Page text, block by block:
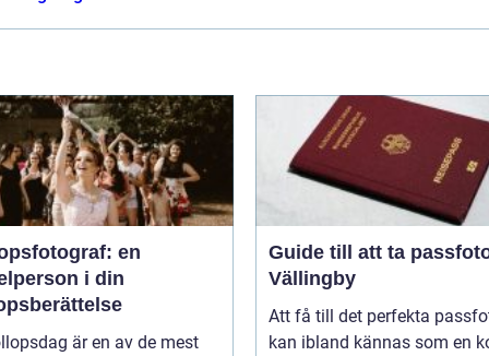
en
i din
är en av de mest
Guide till att ta
Vällingby
Att få till det perfekta
kan ibland kännas som en